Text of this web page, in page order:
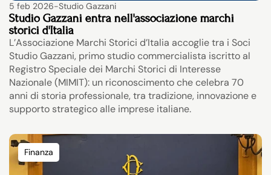
5 feb 2026-Studio Gazzani
Studio Gazzani entra nell'associazione marchi
storici d'Italia
L’Associazione Marchi Storici d’Italia accoglie tra i Soci
Studio Gazzani, primo studio commercialista iscritto al
Registro Speciale dei Marchi Storici di Interesse
Nazionale (MIMIT): un riconoscimento che celebra 70
anni di storia professionale, tra tradizione, innovazione e
supporto strategico alle imprese italiane.
Finanza